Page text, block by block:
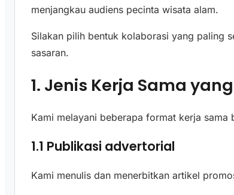
menjangkau audiens pecinta wisata alam.
Silakan pilih bentuk kolaborasi yang paling
sasaran.
1. Jenis Kerja Sama
Kami melayani beberapa format kerja sama
1.1 Publikasi advertorial
Kami menulis dan menerbitkan artikel